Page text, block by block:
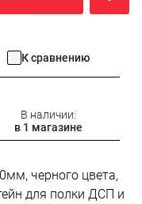
К сравнению
В наличии:
в 1 магазине
черного цвета,
для полки ДСП и